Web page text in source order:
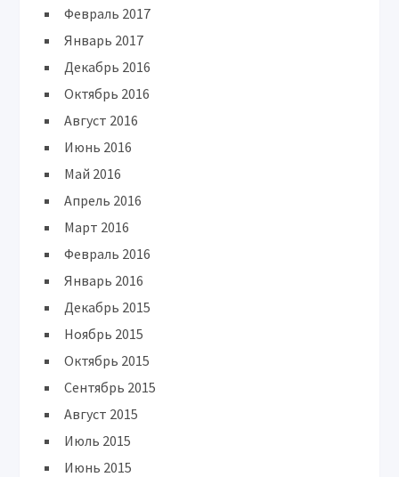
Февраль 2017
Январь 2017
Декабрь 2016
Октябрь 2016
Август 2016
Июнь 2016
Май 2016
Апрель 2016
Март 2016
Февраль 2016
Январь 2016
Декабрь 2015
Ноябрь 2015
Октябрь 2015
Сентябрь 2015
Август 2015
Июль 2015
Июнь 2015